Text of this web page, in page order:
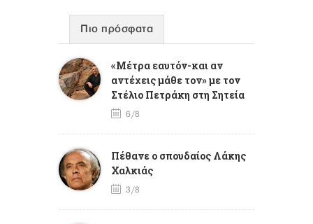
Πιο πρόσφατα
«Μέτρα εαυτόν-και αν
αντέχεις μάθε τον» με τον
Στέλιο Πετράκη στη Σητεία
6/8
Πέθανε ο σπουδαίος Λάκης
Χαλκιάς
3/8